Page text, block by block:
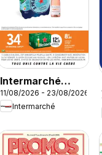
Intermarché
catalogue
11/08/2026 - 23/08/2026
Intermarché